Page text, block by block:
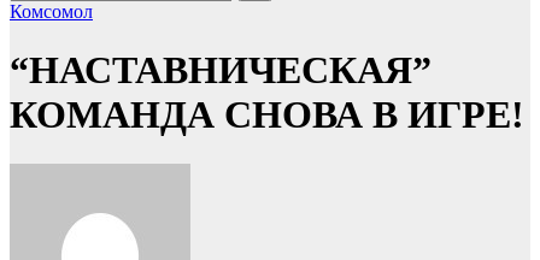
Комсомол
“НАСТАВНИЧЕСКАЯ”
КОМАНДА СНОВА В ИГРЕ!